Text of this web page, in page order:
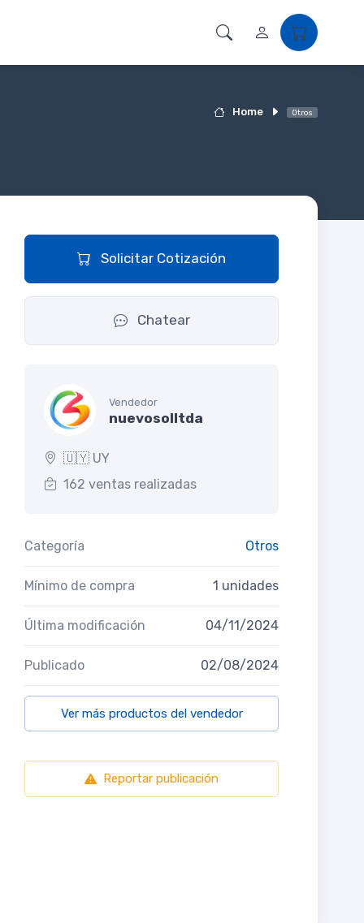
Home Otros
Solicitar Cotización
Chatear
Vendedor
nuevosolltda
🇺🇾 UY
162 ventas realizadas
Categoría Otros
Mínimo de compra 1 unidades
Última modificación 04/11/2024
Publicado 02/08/2024
Ver más productos del vendedor
Reportar publicación